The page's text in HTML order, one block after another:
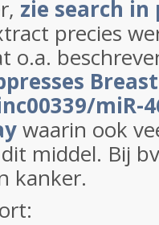
zie search in
precies
o.a.
miR-
waarin ook
middel. Bij
kanker.